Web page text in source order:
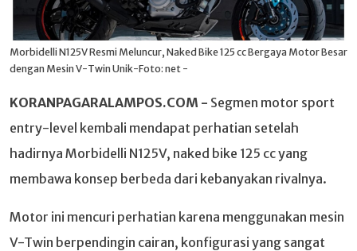
Morbidelli N125V Resmi Meluncur, Naked Bike 125 cc Bergaya Motor Besar
dengan Mesin V-Twin Unik-Foto: net -
KORANPAGARALAMPOS.COM - Segmen motor sport
entry-level kembali mendapat perhatian setelah
hadirnya Morbidelli N125V, naked bike 125 cc yang
membawa konsep berbeda dari kebanyakan rivalnya.
Motor ini mencuri perhatian karena menggunakan mesin
V-Twin berpendingin cairan, konfigurasi yang sangat